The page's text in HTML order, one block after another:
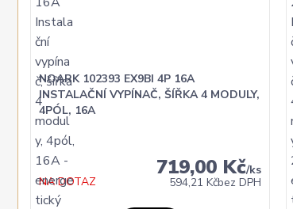
NOARK 102393 EX9BI 4P 16A
INSTALAČNÍ VYPÍNAČ, ŠÍŘKA 4 MODULY,
4PÓL, 16A
719,00 Kč/ks
594,21 Kčbez DPH
NA DOTAZ